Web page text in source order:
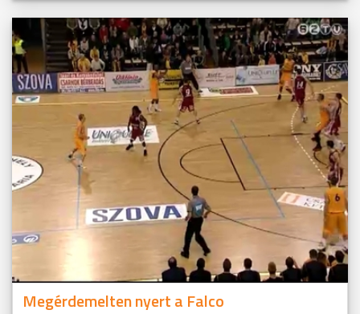
Megérdemelten nyert a Falco